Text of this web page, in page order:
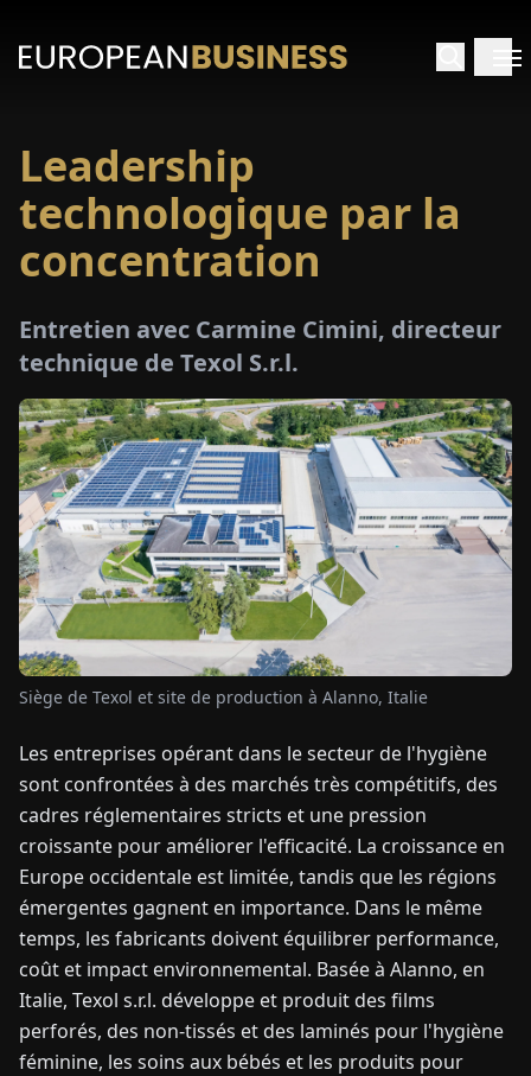
EN DEFRESITNL PLHU
CONTACTEZ-
Leadership
technologique par la
concentration
Entretien avec Carmine Cimini, directeur
technique de Texol S.r.l.
Siège de Texol et site de production à Alanno, Italie
Les entreprises opérant dans le secteur de l'hygiène
sont confrontées à des marchés très compétitifs, des
cadres réglementaires stricts et une pression
croissante pour améliorer l'efficacité. La croissance en
Europe occidentale est limitée, tandis que les régions
émergentes gagnent en importance. Dans le même
temps, les fabricants doivent équilibrer performance,
coût et impact environnemental. Basée à Alanno, en
Italie, Texol s.r.l. développe et produit des films
perforés, des non-tissés et des laminés pour l'hygiène
féminine, les soins aux bébés et les produits pour